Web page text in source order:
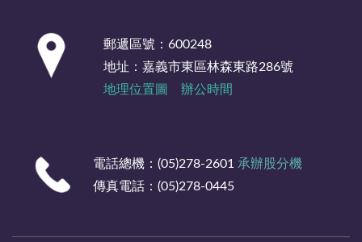
郵遞區號：600248
地址：嘉義市東區林森東路286號
地理位置圖
辦公時間
電話總機：(05)278-2601 承辦股分機
傳真電話：(05)278-0445